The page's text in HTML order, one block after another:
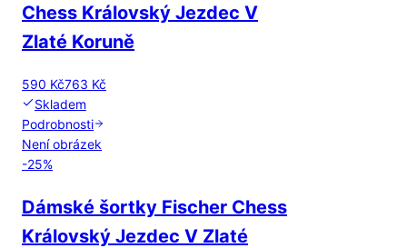
Chess Královský Jezdec V
Zlaté Koruně
590 Kč763 Kč
Skladem
Podrobnosti
Není obrázek
-25%
Dámské šortky Fischer Chess
Královský Jezdec V Zlaté